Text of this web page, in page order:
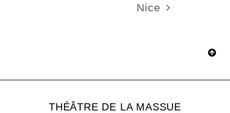
Nice
THÉÂTRE DE LA MASSUE